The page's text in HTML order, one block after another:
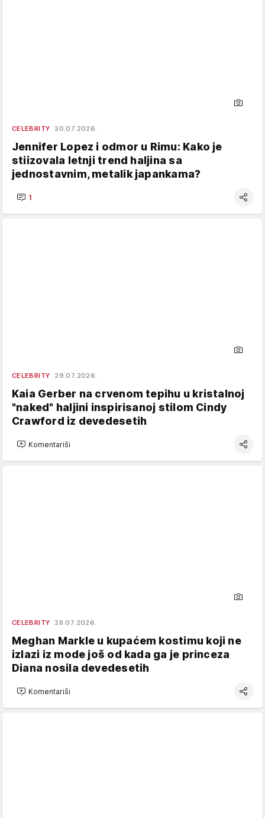
CELEBRITY 30.07.2026.
Jennifer Lopez i odmor u Rimu: Kako je
stiizovala letnji trend haljina sa
jednostavnim, metalik japankama?
1
CELEBRITY 29.07.2026.
Kaia Gerber na crvenom tepihu u kristalnoj
"naked" haljini inspirisanoj stilom Cindy
Crawford iz devedesetih
Komentariši
CELEBRITY 28.07.2026.
Meghan Markle u kupaćem kostimu koji ne
izlazi iz mode još od kada ga je princeza
Diana nosila devedesetih
Komentariši